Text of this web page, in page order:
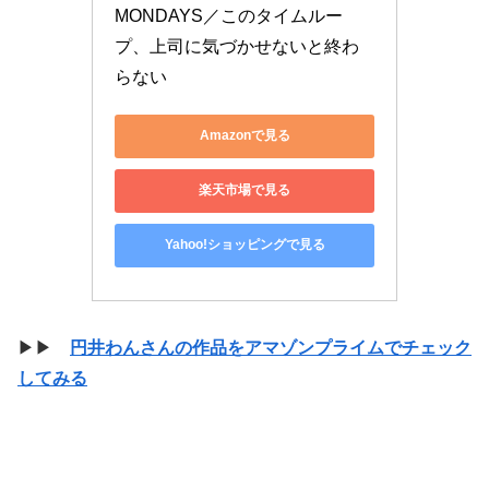
MONDAYS／このタイムルー
プ、上司に気づかせないと終わ
らない
Amazonで見る
楽天市場で見る
Yahoo!ショッピングで見る
▶▶
円井わんさんの作品をアマゾンプライムでチェック
してみる